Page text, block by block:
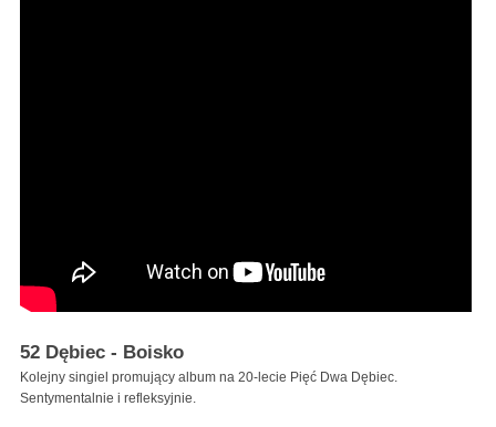
52 Dębiec - Boisko
Kolejny singiel promujący album na 20-lecie Pięć Dwa Dębiec.
Sentymentalnie i refleksyjnie.